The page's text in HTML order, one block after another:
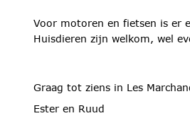
Voor motoren en fietsen is er
Huisdieren zijn welkom, wel
Graag tot ziens in Les
Ester en Ruud